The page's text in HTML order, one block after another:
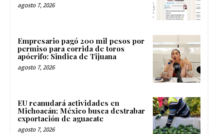
agosto 7, 2026
Empresario pagó 200 mil pesos por
permiso para corrida de toros
apócrifo: Sindica de Tijuana
agosto 7, 2026
EU reanudará actividades en
Michoacán; México busca destrabar
exportación de aguacate
agosto 7, 2026